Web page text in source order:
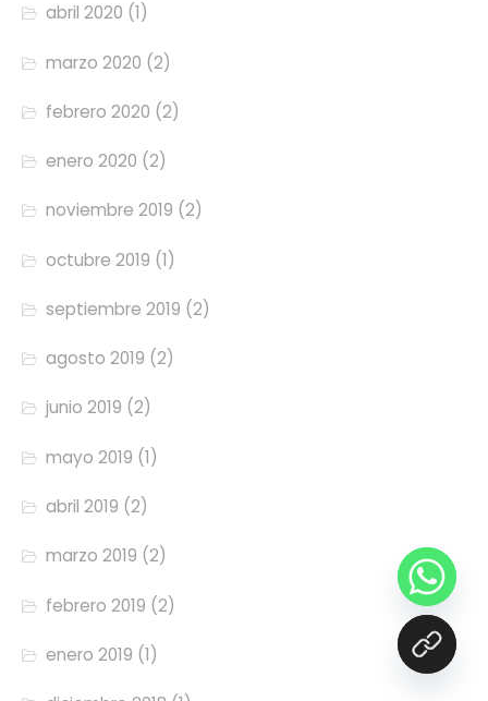
abril 2020 (1)
marzo 2020 (2)
febrero 2020 (2)
enero 2020 (2)
noviembre 2019 (2)
octubre 2019 (1)
septiembre 2019 (2)
agosto 2019 (2)
junio 2019 (2)
mayo 2019 (1)
abril 2019 (2)
marzo 2019 (2)
febrero 2019 (2)
enero 2019 (1)